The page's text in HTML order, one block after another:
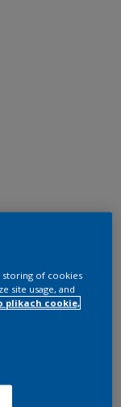
storing of cookies
site usage, and
plikach cookie,